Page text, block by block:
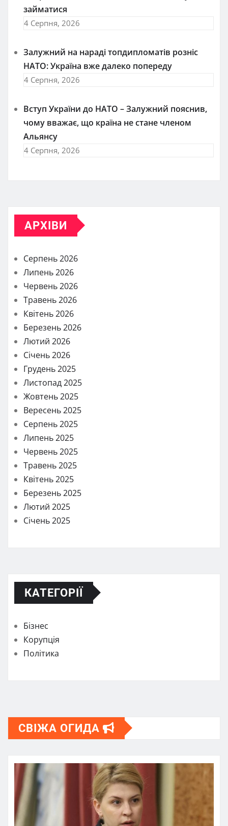
займатися
4 Серпня, 2026
Залужний на нараді топдипломатів розніс
НАТО: Україна вже далеко попереду
4 Серпня, 2026
Вступ України до НАТО – Залужний пояснив,
чому вважає, що країна не стане членом
Альянсу
4 Серпня, 2026
АРХІВИ
Серпень 2026
Липень 2026
Червень 2026
Травень 2026
Квітень 2026
Березень 2026
Лютий 2026
Січень 2026
Грудень 2025
Листопад 2025
Жовтень 2025
Вересень 2025
Серпень 2025
Липень 2025
Червень 2025
Травень 2025
Квітень 2025
Березень 2025
Лютий 2025
Січень 2025
КАТЕГОРІЇ
Бізнес
Корупція
Політика
СВІЖА ОГИДА